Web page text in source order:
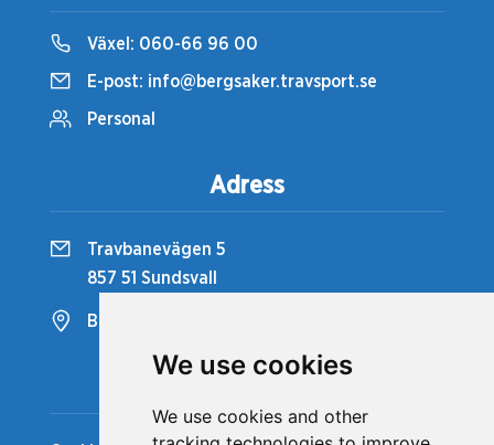
We use cookies
We use cookies and other
Växel: 060-66 96 00
E-post: info@bergsaker.travsport.se
Personal
Adress
Travbanevägen 5
857 51 Sundsvall
Bergsåkers Travbana